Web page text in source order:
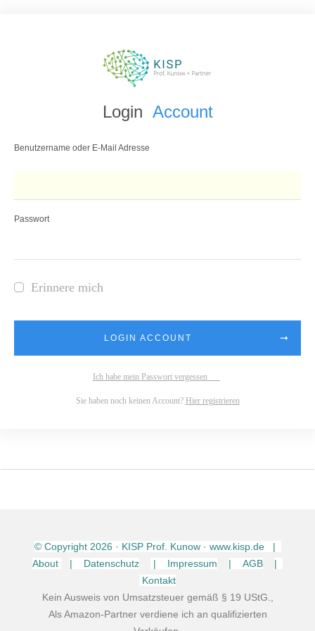
Login Account
Benutzername oder E-Mail Adresse
Passwort
Erinnere mich
LOGIN ACCOUNT
Ich habe mein Passwort vergessen
Sie haben noch keinen Account? Hier registrieren
© Copyright 2026 · KISP Prof. Kunow · www.kisp.de |
About
| Datenschutz | Impressum | AGB
|
Kontakt
Kein Ausweis von Umsatzsteuer gemäß § 19 UStG.,
Als Amazon-Partner verdiene ich an qualifizierten